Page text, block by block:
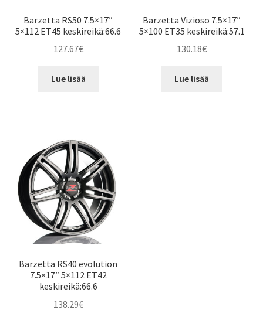
Barzetta RS50 7.5×17″
5×112 ET45 keskireikä:66.6
127.67€
Lue lisää
Barzetta Vizioso 7.5×17″
5×100 ET35 keskireikä:57.1
130.18€
Lue lisää
Barzetta RS40 evolution
7.5×17″ 5×112 ET42
keskireikä:66.6
138.29€